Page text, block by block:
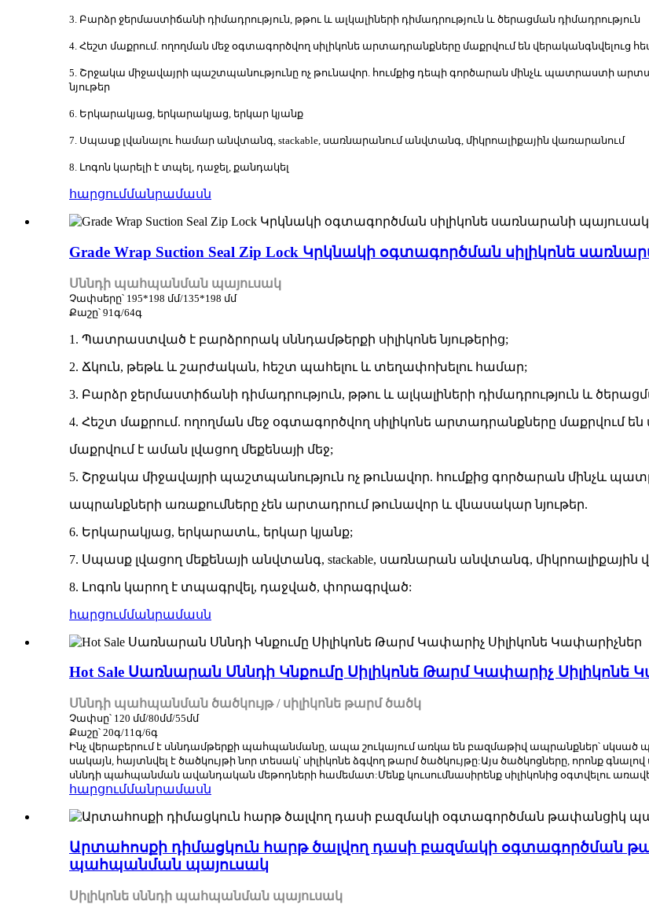
3. Բարձր ջերմաստիճանի դիմադրություն, թթու և ալկալիների դիմադրություն և ծերացման դիմադրություն
4. Հեշտ մաքրում. ողողման մեջ օգտագործվող սիլիկոնե արտադրանքները մաքրվում են վերականգնվելուց
5. Շրջակա միջավայրի պաշտպանությունը ոչ թունավոր. հումքից դեպի գործարան մինչև պատրաստի
նյութեր
6. Երկարակյաց, երկարակյաց, երկար կյանք
7. Սպասք լվանալու համար անվտանգ, stackable, սառնարանում անվտանգ, միկրոալիքային վառարանում
8. Լոգոն կարելի է տպել, դաջել, քանդակել
հարցումմանրամասն
Grade Wrap Suction Seal Zip Lock Կրկնակի օգտագործման սիլիկոնե
Սննդի պահպանման պայուսակ
Չափսերը՝ 195*198 մմ/135*198 մմ
Քաշը՝ 91գ/64գ
1. Պատրաստված է բարձրորակ սննդամթերքի սիլիկոնե նյութերից;
2. Ճկուն, թեթև և շարժական, հեշտ պահելու և տեղափոխելու համար;
3. Բարձր ջերմաստիճանի դիմադրություն, թթու և ալկալիների դիմադրություն և
4. Հեշտ մաքրում. ողողման մեջ օգտագործվող սիլիկոնե արտադրանքները մաքրվում
մաքրվում է աման լվացող մեքենայի մեջ;
5. Շրջակա միջավայրի պաշտպանություն ոչ թունավոր. հումքից գործարան մինչև
ապրանքների առաքումները չեն արտադրում թունավոր և վնասակար նյութեր.
6. Երկարակյաց, երկարատև, երկար կյանք;
7. Սպասք լվացող մեքենայի անվտանգ, stackable, սառնարան անվտանգ,
8. Լոգոն կարող է տպագրվել, դաջված, փորագրված:
հարցումմանրամասն
Hot Sale Սառնարան Սննդի Կնքումը Սիլիկոնե Թարմ Կափարիչ Սիլիկոնե
Սննդի պահպանման ծածկույթ / սիլիկոնե թարմ ծածկ
Չափսը՝ 120 մմ/80մմ/55մմ
Քաշը՝ 20գ/11գ/6գ
Ինչ վերաբերում է սննդամթերքի պահպանմանը, ապա շուկայում առկա են բազմաթիվ ապրանքներ՝ սկսած
սակայն, հայտնվել է ծածկույթի նոր տեսակ՝ սիլիկոնե ձգվող թարմ ծածկույթը:Այս ծածկոցները, որոնք
սննդի պահպանման ավանդական մեթոդների համեմատ:Մենք կուսումնասիրենք սիլիկոնից օգտվելու
հարցումմանրամասն
Արտահոսքի դիմացկուն հարթ ծալվող դասի բազմակի օգտագործման
պահպանման պայուսակ
Սիլիկոնե սննդի պահպանման պայուսակ